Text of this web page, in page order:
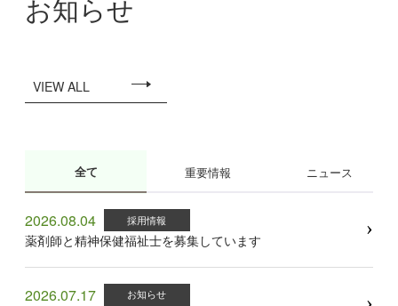
お知らせ
VIEW ALL
全て 重要情報 ニュース
2026.08.04 採用情報
薬剤師と精神保健福祉士を募集しています
2026.07.17 お知らせ